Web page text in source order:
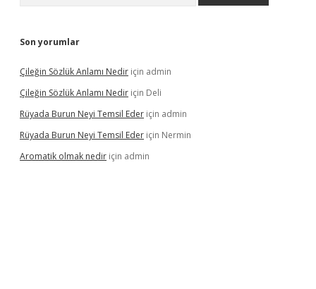
Son yorumlar
Çileğin Sözlük Anlamı Nedir için admin
Çileğin Sözlük Anlamı Nedir için Deli
Rüyada Burun Neyi Temsil Eder için admin
Rüyada Burun Neyi Temsil Eder için Nermin
Aromatik olmak nedir için admin